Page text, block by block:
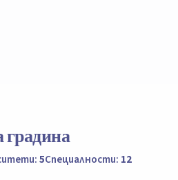
градина
5Специалности: 12